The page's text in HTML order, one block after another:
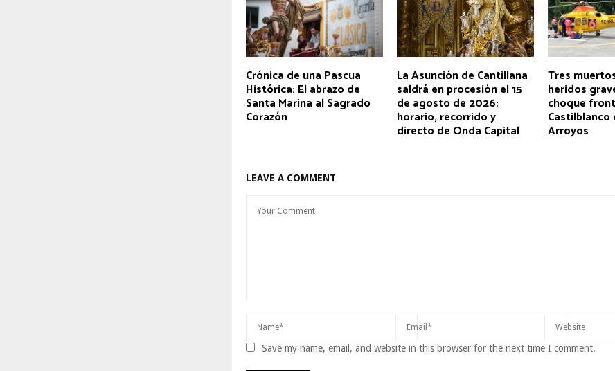
Crónica de una Pascua
Histórica: El abrazo de
Santa Marina al Sagrado
Corazón
La Asunción de Cantillana
saldrá en procesión el 15
de agosto de 2026:
horario, recorrido y
directo de Onda Capital
Tres
heridos
choque
Castilblanco
Arroyos
LEAVE A COMMENT
Save my name, email, and website in this browser for the next time I comment.